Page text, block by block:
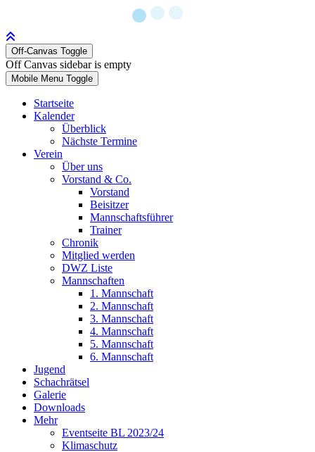
Off-Canvas Toggle
Off Canvas sidebar is empty
Mobile Menu Toggle
Startseite
Kalender
Überblick
Nächste Termine
Verein
Über uns
Vorstand & Co.
Vorstand
Beisitzer
Mannschaftsführer
Trainer
Chronik
Mitglied werden
DWZ Liste
Mannschaften
1. Mannschaft
2. Mannschaft
3. Mannschaft
4. Mannschaft
5. Mannschaft
6. Mannschaft
Jugend
Schachrätsel
Galerie
Downloads
Mehr
Eventseite BL 2023/24
Klimaschutz